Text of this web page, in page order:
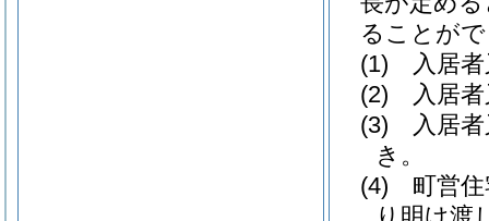
ることが
(1)
入居
(2)
入居
(3)
入居
き。
(4)
町営